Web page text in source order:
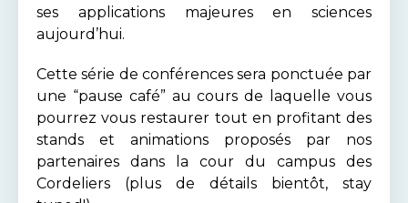
ses applications majeures en sciences
aujourd’hui.
Cette série de conférences sera ponctuée par
une “pause café” au cours de laquelle vous
pourrez vous restaurer tout en profitant des
stands et animations proposés par nos
partenaires dans la cour du campus des
Cordeliers (plus de détails bientôt, stay